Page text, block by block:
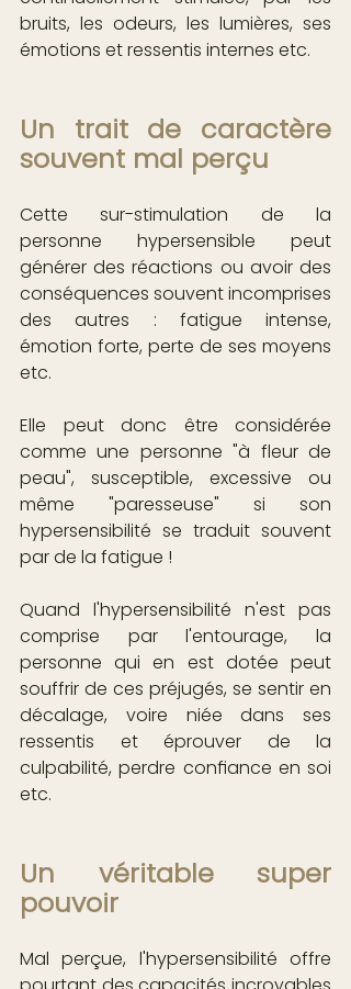
bruits, les odeurs, les lumières, ses
émotions et ressentis internes etc.
Un trait de caractère
souvent mal perçu
Cette sur-stimulation de la
personne hypersensible peut
générer des réactions ou avoir des
conséquences souvent incomprises
des autres : fatigue intense,
émotion forte, perte de ses moyens
etc.
Elle peut donc être considérée
comme une personne "à fleur de
peau", susceptible, excessive ou
même "paresseuse" si son
hypersensibilité se traduit souvent
par de la fatigue !
Quand l'hypersensibilité n'est pas
comprise par l'entourage, la
personne qui en est dotée peut
souffrir de ces préjugés, se sentir en
décalage, voire niée dans ses
ressentis et éprouver de la
culpabilité, perdre confiance en soi
etc.
Un véritable super
pouvoir
Mal perçue, l'hypersensibilité offre